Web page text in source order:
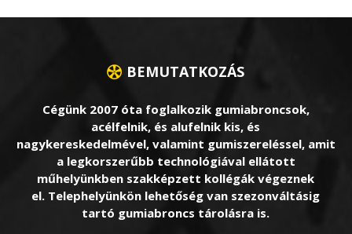
BEMUTATKOZÁS
Cégünk 2007 óta foglalkozik gumiabroncsok,
acélfelnik, és alufelnik kis, és
nagykereskedelmével, valamint gumiszereléssel, amit
a legkorszerűbb technológiával ellátott
műhelyünkben szakképzett kollégák végeznek
el. Telephelyünkön lehetőség van szezonváltásig
tartó gumiabroncs tárolásra is.